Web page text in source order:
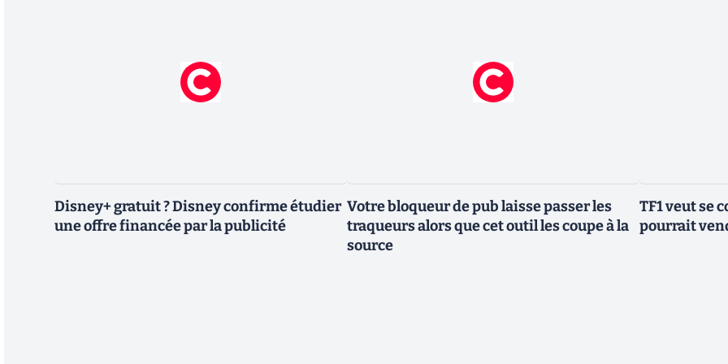
Disney+ gratuit ? Disney confirme étudier
une offre financée par la publicité
Votre bloqueur de pub laisse passer les
traqueurs alors que cet outil les coupe à la
source
TF1 veut se
pourrait